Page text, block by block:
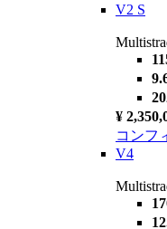
V2 S
¥
コンフ
V4